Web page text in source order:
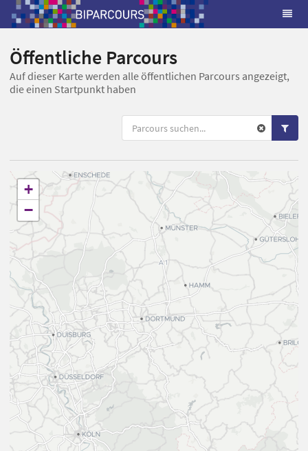
Öffentliche Parcours
Auf dieser Karte werden alle öffentlichen Parcours angezeigt,
die einen Startpunkt haben
+
−